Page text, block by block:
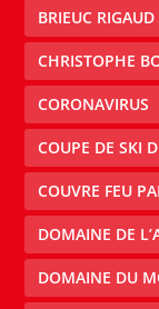
BRIEUC RIGAUD
CHRISTOPHE
CORONAVIRUS
COUPE DE SKI
COUVRE FEU
DOMAINE DE
DOMAINE DU